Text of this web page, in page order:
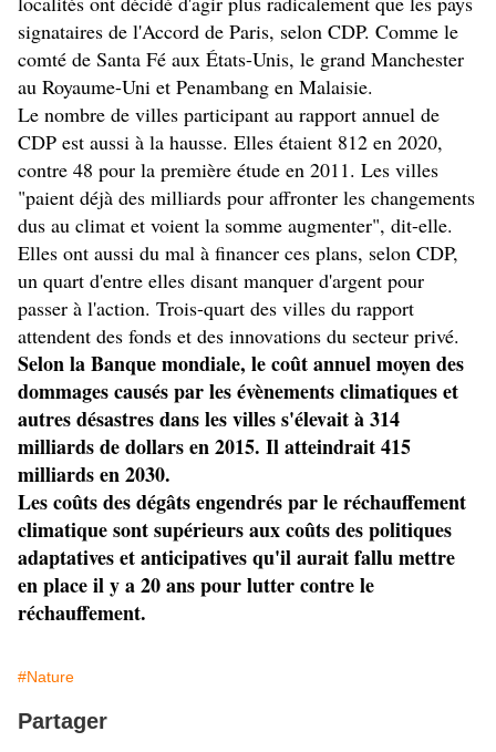
signataires de l'Accord de Paris, selon CDP. Comme le
comté de Santa Fé aux États-Unis, le grand Manchester
au Royaume-Uni et Penambang en Malaisie.
Le nombre de villes participant au rapport annuel de
CDP est aussi à la hausse. Elles étaient 812 en 2020,
contre 48 pour la première étude en 2011. Les villes
"paient déjà des milliards pour affronter les changements
dus au climat et voient la somme augmenter", dit-elle.
Elles ont aussi du mal à financer ces plans, selon CDP,
un quart d'entre elles disant manquer d'argent pour
passer à l'action. Trois-quart des villes du rapport
attendent des fonds et des innovations du secteur privé.
Selon la Banque mondiale, le coût annuel moyen des
dommages causés par les évènements climatiques et
autres désastres dans les villes s'élevait à 314
milliards de dollars en 2015. Il atteindrait 415
milliards en 2030.
Les coûts des dégâts engendrés par le réchauffement
climatique sont supérieurs aux coûts des politiques
adaptatives et anticipatives qu'il aurait fallu mettre
en place il y a 20 ans pour lutter contre le
réchauffement.
#Nature
Partager